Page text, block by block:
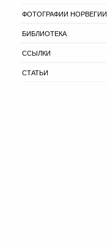
ФОТОГРАФИИ НОРВЕГИИ
БИБЛИОТЕКА
ССЫЛКИ
СТАТЬИ